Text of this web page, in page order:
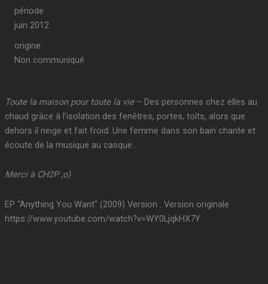
période
juin 2012
origine
Non communiqué
Toute la maison pour toute la vie– Des personnes chez elles au
chaud grâce à l’isolation des fenêtres, portes, toîts, alors que
dehors il neige et fait froid. Une femme dans son bain chante et
écoute de la musique au casque…
Merci à CH2P ;o)
EP "Anything You Want" (2009) Version : Version originale
https://www.youtube.com/watch?v=WY0LjqkHX7Y